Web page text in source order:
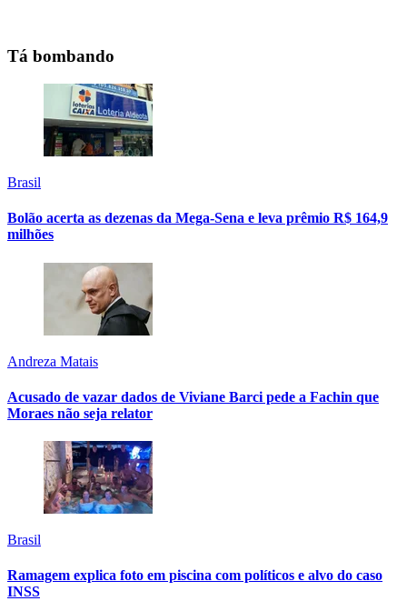
Tá bombando
Brasil
Bolão acerta as dezenas da Mega-Sena e leva prêmio R$ 164,9
milhões
Andreza Matais
Acusado de vazar dados de Viviane Barci pede a Fachin que
Moraes não seja relator
Brasil
Ramagem explica foto em piscina com políticos e alvo do caso
INSS